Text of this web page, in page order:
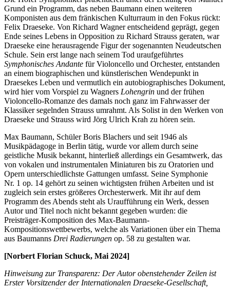
Grund ein Programm, das neben Baumann einen weiteren
Komponisten aus dem fränkischen Kulturraum in den Fokus rückt:
Felix Draeseke. Von Richard Wagner entscheidend geprägt, gegen
Ende seines Lebens in Opposition zu Richard Strauss geraten, war
Draeseke eine herausragende Figur der sogenannten Neudeutschen
Schule. Sein erst lange nach seinem Tod uraufgeführtes
Symphonisches Andante für Violoncello und Orchester, entstanden
an einem biographischen und künstlerischen Wendepunkt in
Draesekes Leben und vermutlich ein autobiographisches Dokument,
wird hier vom Vorspiel zu Wagners Lohengrin und der frühen
Violoncello-Romanze des damals noch ganz im Fahrwasser der
Klassiker segelnden Strauss umrahmt. Als Solist in den Werken von
Draeseke und Strauss wird Jörg Ulrich Krah zu hören sein.
Max Baumann, Schüler Boris Blachers und seit 1946 als
Musikpädagoge in Berlin tätig, wurde vor allem durch seine
geistliche Musik bekannt, hinterließ allerdings ein Gesamtwerk, das
von vokalen und instrumentalen Miniaturen bis zu Oratorien und
Opern unterschiedlichste Gattungen umfasst. Seine Symphonie
Nr. 1 op. 14 gehört zu seinen wichtigsten frühen Arbeiten und ist
zugleich sein erstes größeres Orchesterwerk. Mit ihr auf dem
Programm des Abends steht als Uraufführung ein Werk, dessen
Autor und Titel noch nicht bekannt gegeben wurden: die
Preisträger-Komposition des Max-Baumann-
Kompositionswettbewerbs, welche als Variationen über ein Thema
aus Baumanns Drei Radierungen op. 58 zu gestalten war.
[Norbert Florian Schuck, Mai 2024]
Hinweisung zur Transparenz: Der Autor obenstehender Zeilen ist
Erster Vorsitzender der Internationalen Draeseke-Gesellschaft,